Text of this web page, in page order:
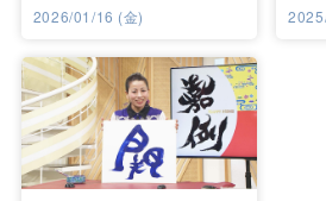
2026/01/16 (金)